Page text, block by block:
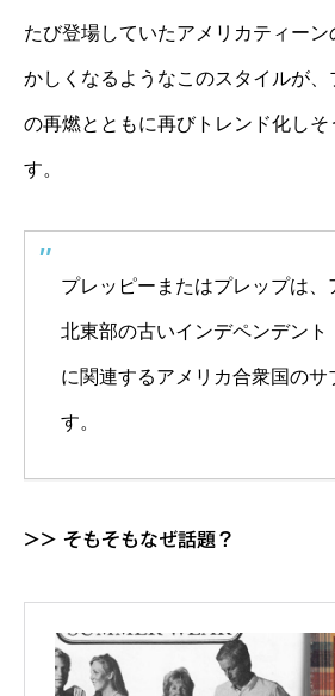
たび登場していたアメリカティー
かしくなるようなこのスタイルが
の再燃とともに再びトレンド化しそ
す。
プレッピーまたはプレップは、
北東部の古いインデペンデント
に関連するアメリカ合衆国のサ
す。
>> そもそもなぜ話題？